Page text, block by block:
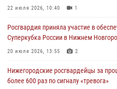
22 июля 2026, 10:40 1
Росгвардия приняла участие в
Суперкубка России в Нижнем
20 июля 2026, 13:55 2
Нижегородские росгвардейцы за
более 600 раз по сигналу «тревога»